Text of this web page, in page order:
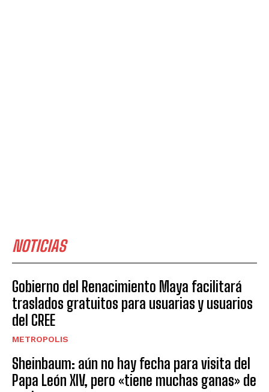
NOTICIAS
Gobierno del Renacimiento Maya facilitará
traslados gratuitos para usuarias y usuarios
del CREE
METROPOLIS
Sheinbaum: aún no hay fecha para visita del
Papa León XIV, pero «tiene muchas ganas» de